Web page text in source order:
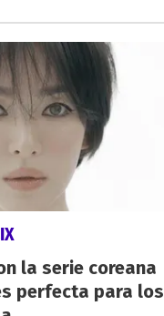
la serie coreana
perfecta para los